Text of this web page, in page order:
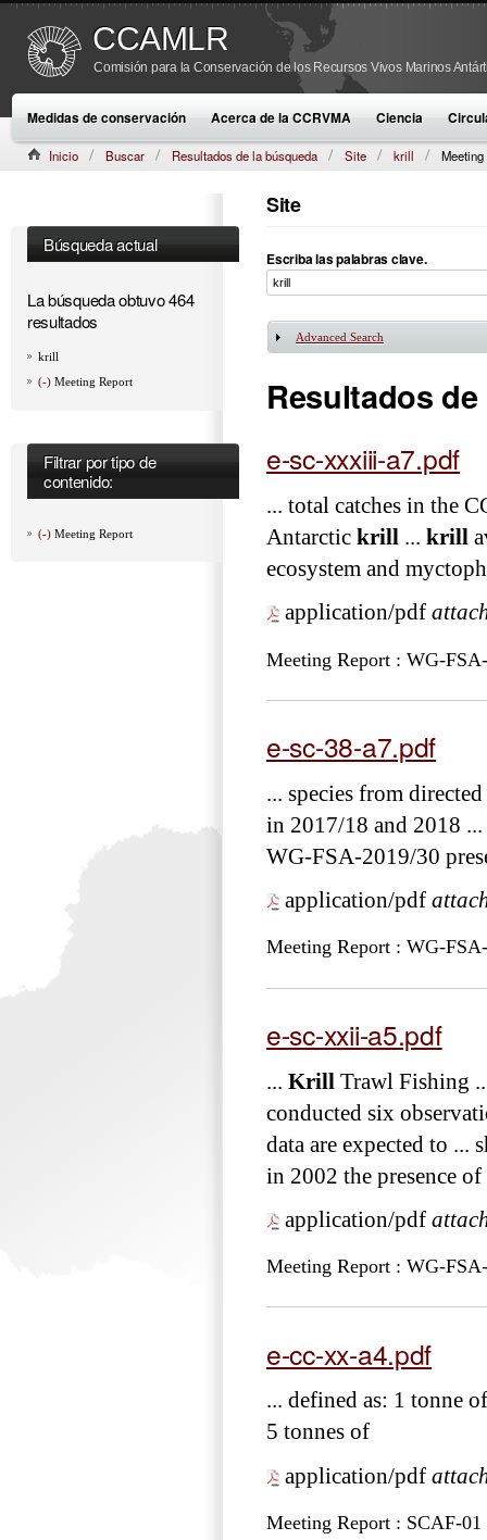
CCAMLR
Comisión para la Conservación de los Recursos Vivos Marinos
Medidas de conservación Acerca de la CCRVMA Ciencia
Inicio Buscar Resultados de la búsqueda Site krill
Búsqueda actual
La búsqueda obtuvo 464
resultados
krill
(-) Meeting Report
Filtrar por tipo de
contenido:
(-) Meeting Report
Site
Escriba las palabras clave.
Mostrar
Advanced Search
Resultados
e-sc-xxxiii-a7.pdf
... total catches in the
Antarctic krill ... krill
ecosystem and
application/pdf
Meeting Report : WG-
e-sc-38-a7.pdf
... species from
in 2017/18 and 2018
WG-FSA-2019/30
application/pdf
Meeting Report : WG-
e-sc-xxii-a5.pdf
... Krill Trawl Fishing
conducted six
data are expected to ...
in 2002 the presence of
application/pdf
Meeting Report : WG-
e-cc-xx-a4.pdf
... defined as: 1 tonne
5 tonnes of
application/pdf
Meeting Report : SCAF-01